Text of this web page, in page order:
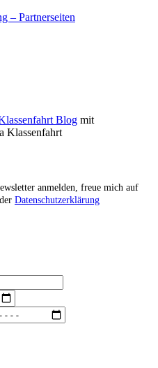
– Partnerseiten
Blog mit
Klassenfahrt
anmelden, freue mich auf
Datenschutzerklärung